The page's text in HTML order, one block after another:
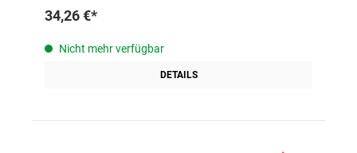
34,26 €*
Nicht mehr verfügbar
DETAILS